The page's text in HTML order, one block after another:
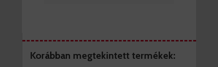
Korábban megtekintett termékek: